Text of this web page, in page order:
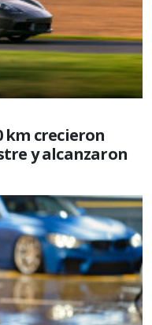
km crecieron
y alcanzaron